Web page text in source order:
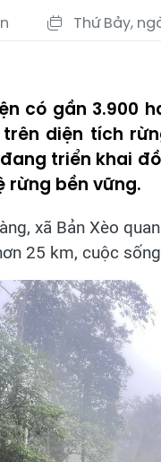
Thứ Bảy,
có gần 3.900
diện tích
triển khai
rừng bền vững.
xã Bản Xèo
25 km, cuộc